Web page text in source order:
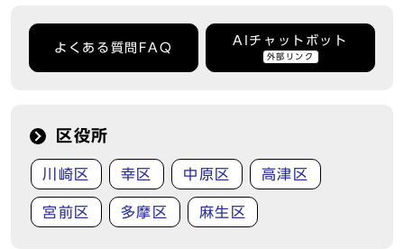
よくある質問FAQ
AIチャットボット
外部リンク
区役所
川崎区 幸区 中原区 高津区
宮前区 多摩区 麻生区